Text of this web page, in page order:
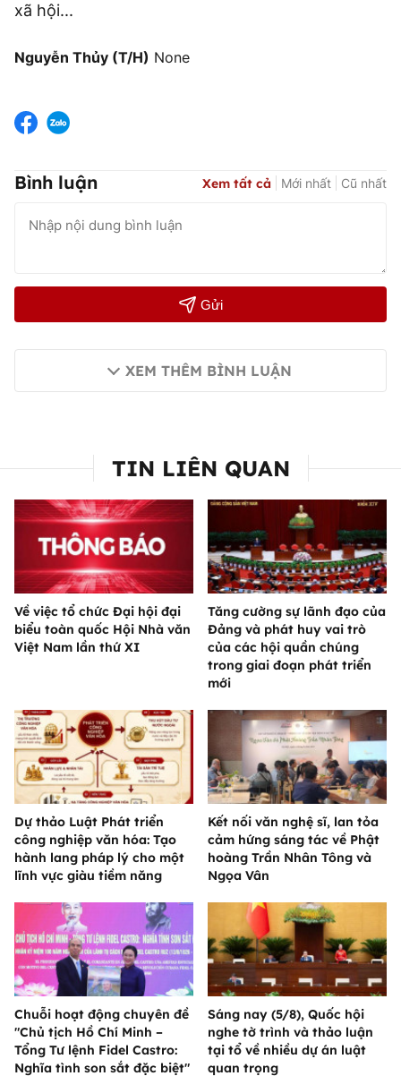
xã hội...
Nguyễn Thủy (T/H) None
Bình luận Xem tất cả Mới nhất Cũ nhất
Gửi
XEM THÊM BÌNH LUẬN
TIN LIÊN QUAN
Về việc tổ chức Đại hội đại
biểu toàn quốc Hội Nhà văn
Việt Nam lần thứ XI
Tăng cường sự lãnh đạo của
Đảng và phát huy vai trò
của các hội quần chúng
trong giai đoạn phát triển
mới
Dự thảo Luật Phát triển
công nghiệp văn hóa: Tạo
hành lang pháp lý cho một
lĩnh vực giàu tiềm năng
Kết nối văn nghệ sĩ, lan tỏa
cảm hứng sáng tác về Phật
hoàng Trần Nhân Tông và
Ngọa Vân
Chuỗi hoạt động chuyên đề
"Chủ tịch Hồ Chí Minh –
Tổng Tư lệnh Fidel Castro:
Nghĩa tình son sắt đặc biệt"
Sáng nay (5/8), Quốc hội
nghe tờ trình và thảo luận
tại tổ về nhiều dự án luật
quan trọng